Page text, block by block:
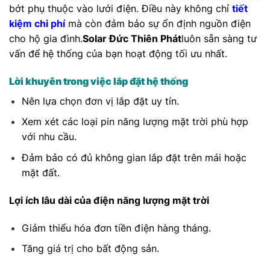
bớt phụ thuộc vào lưới điện. Điều này không chỉ tiết
kiệm chi phí mà còn đảm bảo sự ổn định nguồn điện
cho hộ gia đình.Solar Đức Thiên Phátluôn sẵn sàng tư
vấn để hệ thống của bạn hoạt động tối ưu nhất.
Lời khuyên trong việc lắp đặt hệ thống
Nên lựa chọn đơn vị lắp đặt uy tín.
Xem xét các loại pin năng lượng mặt trời phù hợp
với nhu cầu.
Đảm bảo có đủ không gian lắp đặt trên mái hoặc
mặt đất.
Lợi ích lâu dài của điện năng lượng mặt trời
Giảm thiểu hóa đơn tiền điện hàng tháng.
Tăng giá trị cho bất động sản.